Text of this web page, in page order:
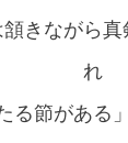
きながら
れ
る節がある